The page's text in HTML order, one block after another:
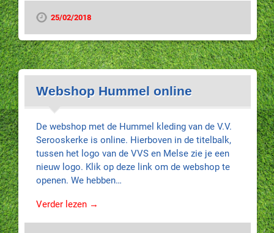
25/02/2018
Webshop Hummel online
De webshop met de Hummel kleding van de V.V.
Serooskerke is online. Hierboven in de titelbalk,
tussen het logo van de VVS en Melse zie je een
nieuw logo. Klik op deze link om de webshop te
openen. We hebben…
Verder lezen →